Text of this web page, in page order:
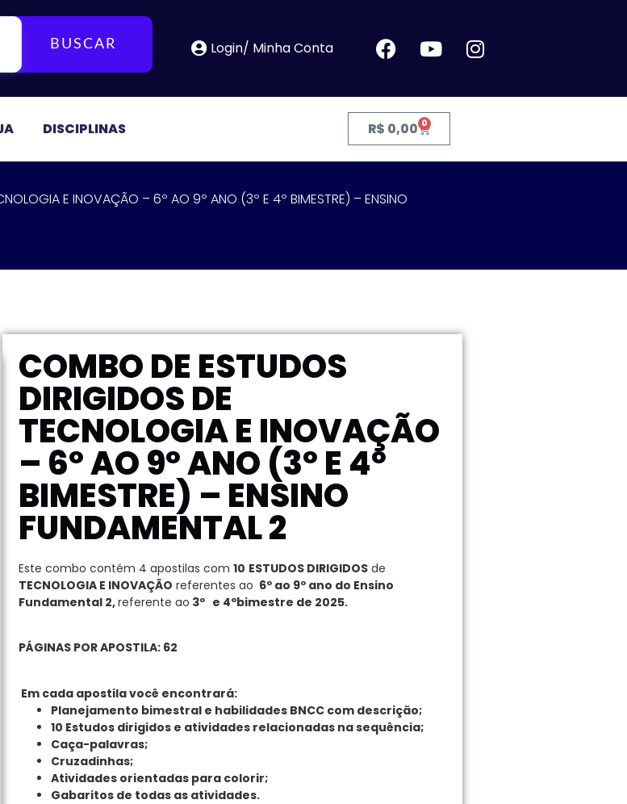
BUSCAR Login/ Minha Conta
DISCIPLINAS R$ 0,00 0
E INOVAÇÃO – 6º AO 9º ANO (3º E 4º BIMESTRE) – ENSINO
COMBO DE ESTUDOS
DIRIGIDOS DE
TECNOLOGIA E INOVAÇÃO
– 6º AO 9º ANO (3º E 4º
BIMESTRE) – ENSINO
FUNDAMENTAL 2
Este combo contém 4 apostilas com 10 ESTUDOS DIRIGIDOS de
TECNOLOGIA E INOVAÇÃO referentes ao 6º ao 9º ano do Ensino
Fundamental 2,referente ao 3º e 4ºbimestre de 2025.
PÁGINAS POR APOSTILA: 62
Em cada apostila você encontrará:
Planejamento bimestral e habilidades BNCC com descrição;
10 Estudos dirigidos e atividades relacionadas na sequência;
Caça-palavras;
Cruzadinhas;
Atividades orientadas para colorir;
Gabaritos de todas as atividades.